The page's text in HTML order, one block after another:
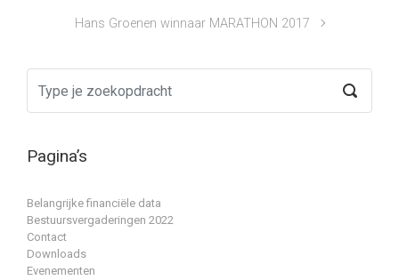
Hans Groenen winnaar MARATHON 2017
Pagina’s
Belangrijke financiële data
Bestuursvergaderingen 2022
Contact
Downloads
Evenementen